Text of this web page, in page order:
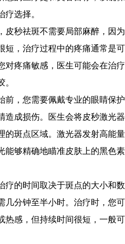
疗选择。
皮秒祛斑不需要局部麻醉，因为
短，治疗过程中的疼痛通常是可
对疼痛敏感，医生可能会在治疗
前，您需要佩戴专业的眼睛保护
造成损伤。医生会将皮秒激光器
的斑点区域。激光器发射高能量
能够精确地瞄准皮肤上的黑色素
疗的时间取决于斑点的大小和数
几分钟至半小时。治疗时，您可
热感，但持续时间很短，一般可